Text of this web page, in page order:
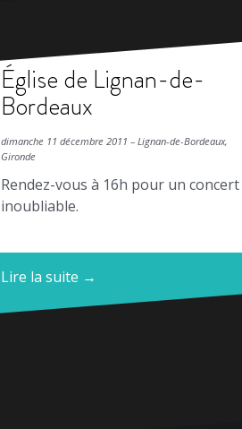
Église de Lignan-de-
Bordeaux
dimanche 11 décembre 2011 – Lignan-de-Bordeaux,
Gironde
Rendez-vous à 16h pour un concert
inoubliable.
Lire la suite →